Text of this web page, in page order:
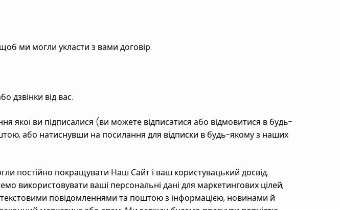
ми могли укласти з вами договір.
дзвінки від вас.
ви підписалися (ви можете відписатися або відмовитися в будь-
або натиснувши на посилання для відписки в будь-якому з наших
постійно покращувати Наш Сайт і ваш користувацький досвід.
використовувати ваші персональні дані для маркетингових цілей,
повідомленнями та поштою з інформацією, новинами й